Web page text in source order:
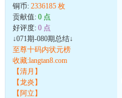
铜币: 2336185 枚
贡献值: 0 点
好评度: 0 点
↓071期-080期总结↓
至尊十码内状元榜
收藏:langtan8.com
【清月】
【龙炎】
【阿立】